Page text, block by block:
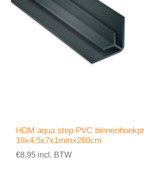
HDM aqua step PVC
18x4,5x7x1mmx260cm
€8,95 incl. BTW